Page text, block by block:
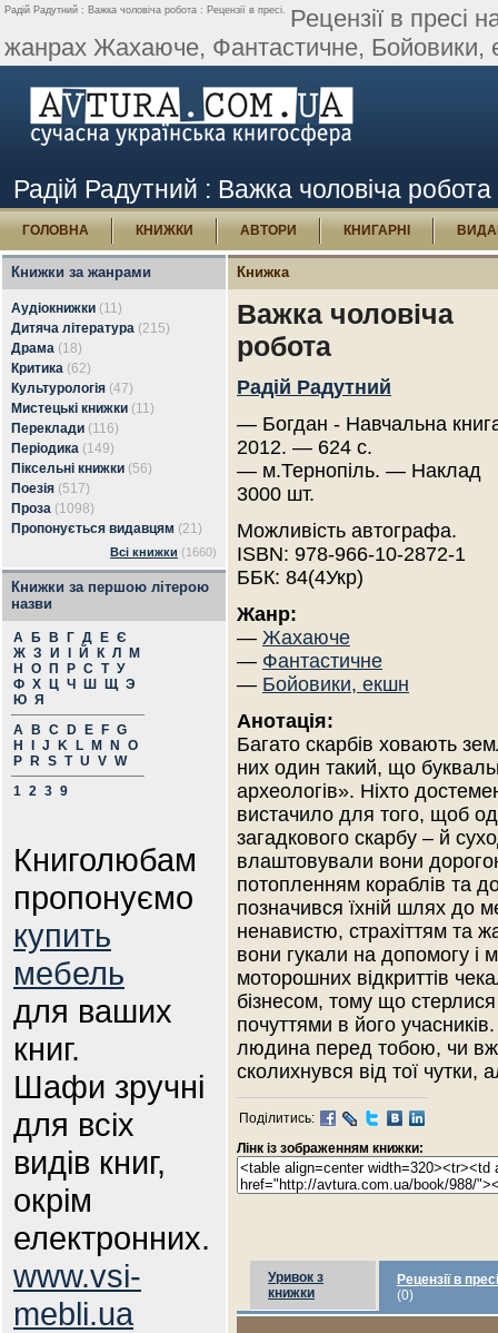
Радій Радутний : Важка чоловіча робота : Рецензії в пресі. Рецензії в пресі
жанрах Жахаюче, Фантастичне, Бойовики,
Радій Радутний : Важка чоловіча робота
ГОЛОВНА КНИЖКИ АВТОРИ КНИГАРНІ
Книжки за жанрами
Аудіокнижки (11)
Дитяча література (215)
Драма (18)
Критика (62)
Культурологія (47)
Мистецькі книжки (11)
Переклади (116)
Періодика (149)
Піксельні книжки (56)
Поезія (517)
Проза (1098)
Пропонується видавцям (21)
Всі книжки (1660)
Книжки за першою літерою
назви
А Б В Г Д Е Є
Ж З И Й К Л
М
Н
О П Р С Т У
Ф Х Ц Ч Ш Щ Э
Ю Я
A
B C D E F G
H
J K L M N
O
P
R S T U V W
1 2 3 9
Книголюбам
пропонуємо
купить
мебель
для ваших
книг.
Шафи зручні
для всіх
видів книг,
окрім
електронних.
www.vsi-
mebli.ua
Книжка
Важка чоловіча
робота
Радій Радутний
— Богдан - Навчальна
2012. — 624 с.
— м.Тернопіль. — Наклад
3000 шт.
Можливість автографа.
ISBN: 978-966-10-2872-1
ББК: 84(4Укр)
Жанр:
— Жахаюче
— Фантастичне
— Бойовики, екшн
Анотація:
Багато скарбів ховають
них один такий, що
археологів». Ніхто
вистачило для того, щоб
загадкового скарбу – й
влаштовували вони
потопленням кораблів та
позначився їхній шлях до
ненавистю, страхіттям та
вони гукали на допомогу і
моторошних відкриттів
бізнесом, тому що
почуттями в його
людина перед тобою, чи
сколихнувся від тої
Поділитись:
Лінк із зображенням книжки:
Уривок з
книжки
Рецензії в пресі
(0)